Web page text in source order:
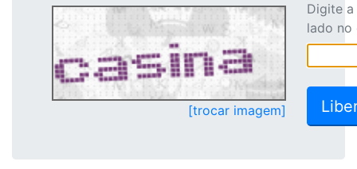
[trocar imagem]
Digite
lado no